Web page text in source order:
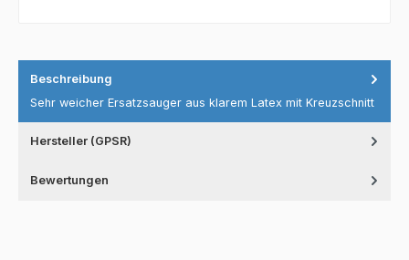
Beschreibung
Sehr weicher Ersatzsauger aus klarem Latex mit Kreuzschnitt
Hersteller (GPSR)
Bewertungen